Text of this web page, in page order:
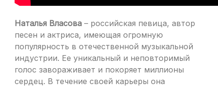
Наталья Власова – российская певица, автор
песен и актриса, имеющая огромную
популярность в отечественной музыкальной
индустрии. Ее уникальный и неповторимый
голос завораживает и покоряет миллионы
сердец. В течение своей карьеры она